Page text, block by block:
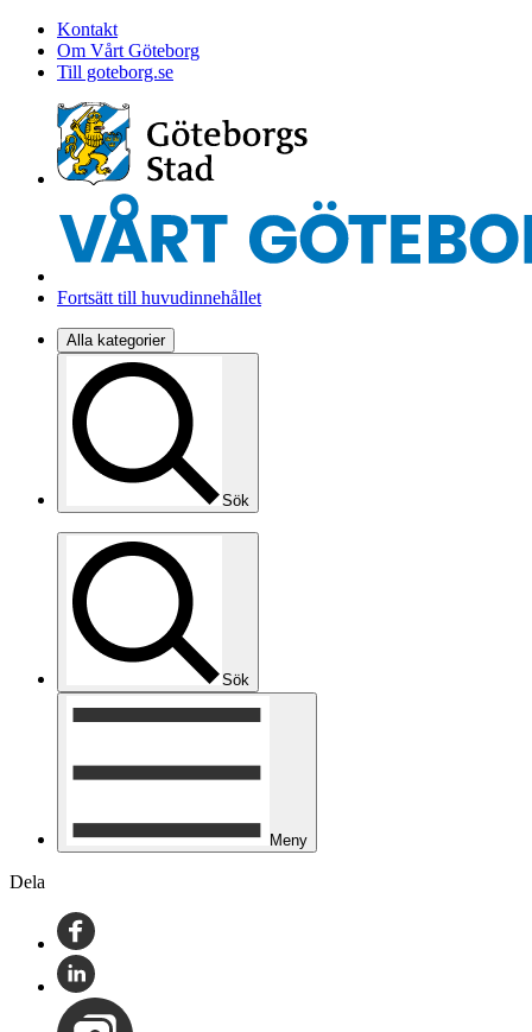
Kontakt
Om Vårt Göteborg
Till goteborg.se
Fortsätt till huvudinnehållet
Alla kategorier
Sök
Sök
Meny
Dela